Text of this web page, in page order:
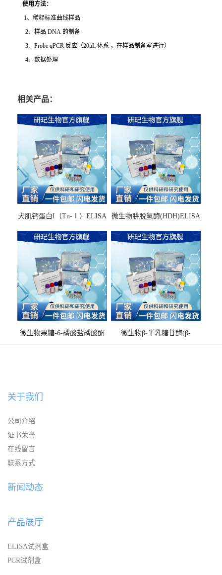
使用方法：
1、稀释标准曲线样品
2、样品 DNA 的制备
3、Probe qPCR 反应（20μL 体系 ，在样品制备室进行）
4、数据处理
相关产品：
犬肌钙蛋白I（Tn-Ⅰ）ELISA
微生物肼脱氢酶(HDH)ELISA
微生物果糖-6-磷酸盐磷酸酮
微生物β-半乳糖苷酶(β-
关于我们
公司介绍
证书荣誉
在线留言
联系方式
新闻动态
产品展厅
ELISA试剂盒
PCR试剂盒